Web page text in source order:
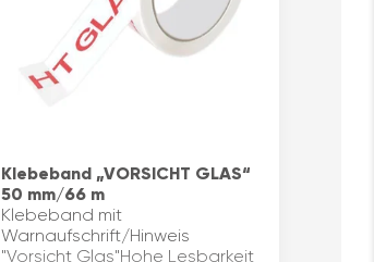
Klebeband „VORSICHT GLAS“
50 mm/66 m
Klebeband mit
Warnaufschrift/Hinweis
"Vorsicht Glas"Hohe Lesbarkeit